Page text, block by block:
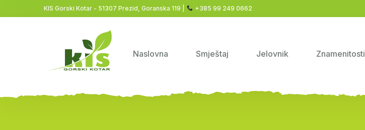
KIS Gorski Kotar - 51307 Prezid, Goranska 119 | +385 99 249 0662
Naslovna Smještaj Jelovnik Znamenitosti